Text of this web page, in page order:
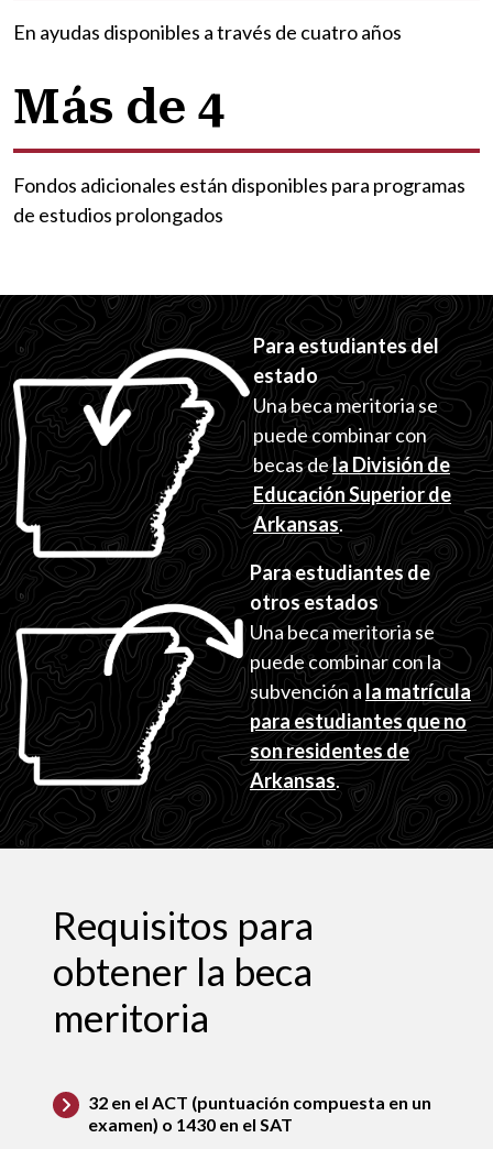
En ayudas disponibles a través de cuatro años
Más de 4
Fondos adicionales están disponibles para programas
de estudios prolongados
Para estudiantes del
estado
Una beca meritoria se
puede combinar con
becas dela División de
Educación Superior de
Arkansas.
Para estudiantes de
otros estados
Una beca meritoria se
puede combinar con la
subvención a la matrícula
para estudiantes que no
son residentes de
Arkansas.
Requisitos para
obtener la beca
meritoria
32 en el ACT (puntuación compuesta en un
examen) o 1430 en el SAT